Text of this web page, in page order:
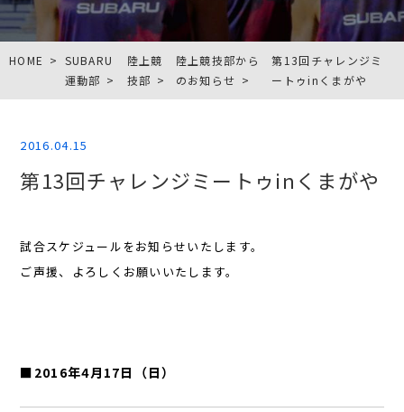
HOME
SUBARU
運動部
陸上競
技部
陸上競技部から
のお知らせ
第13回チャレンジミ
ートゥinくまがや
2016.04.15
第13回チャレンジミートゥinくまがや
試合スケジュールをお知らせいたします。
ご声援、よろしくお願いいたします。
■2016年4月17日（日）